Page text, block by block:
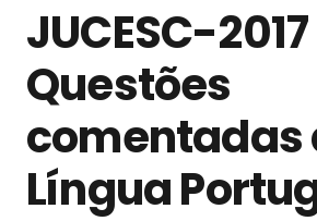
JUCESC-
Questões
comentadas
Língua